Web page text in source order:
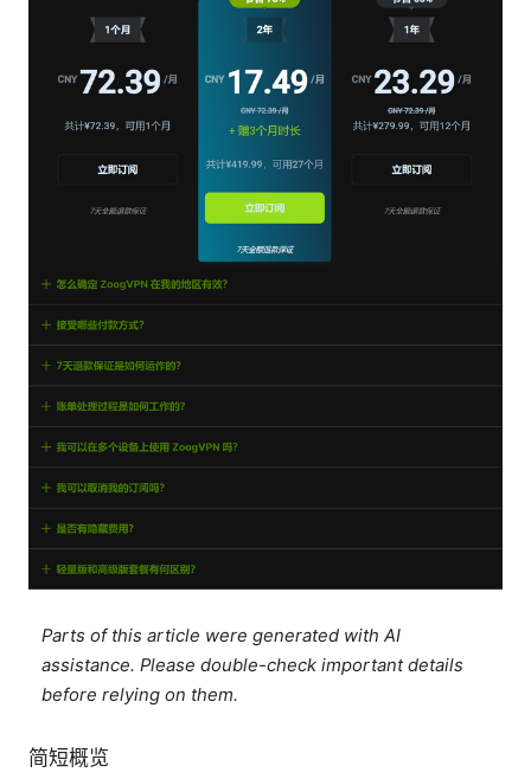
Parts of this article were generated with AI
assistance. Please double-check important details
before relying on them.
简短概览